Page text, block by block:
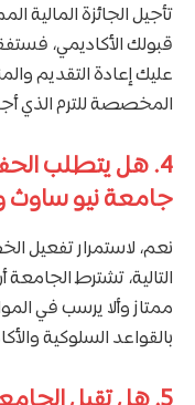
تأجيل الجائزة المالية
قبولك الأكاديمي،
عليك إعادة التقديم
المخصصة للترم الذي
4. هل يتطلب
جامعة نيو ساوث
نعم، لاستمرار تفعيل
التالية، تشترط
ممتاز وألا يرسب في
بالقواعد السلوكية